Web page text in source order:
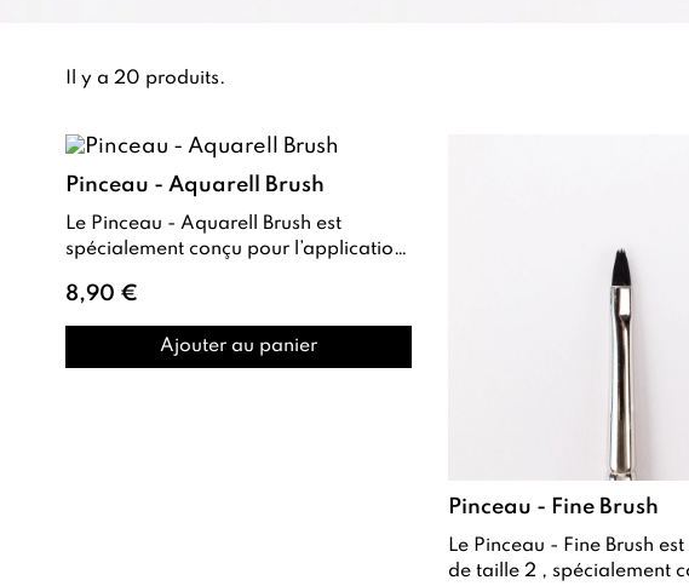
Il y a 20 produits.
Pinceau - Aquarell Brush
Le Pinceau - Aquarell Brush est
spécialement conçu pour l’application
Grâce...
8,90 €
Ajouter au panier
Pinceau - Fine Brush
Le Pinceau - Fine Brush est un pinceau
de taille 2 , spécialement conçu pour